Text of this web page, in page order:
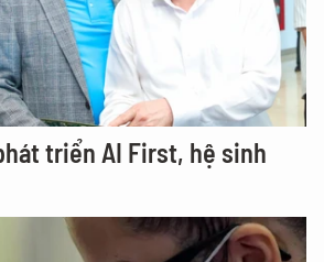
triển AI First, hệ sinh